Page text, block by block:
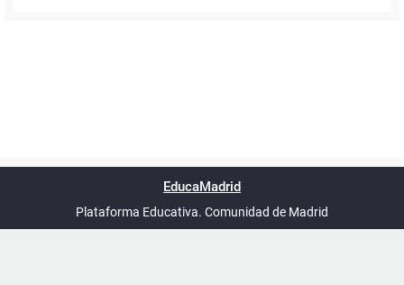
UTC+02:00
phpBB España
EducaMadrid
Plataforma Educativa. Comunidad de Madrid